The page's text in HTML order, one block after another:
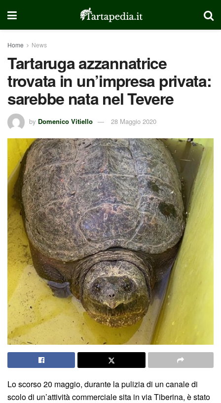
Home News
Tartaruga azzannatrice
trovata in un’impresa privata:
sarebbe nata nel Tevere
by Domenico Vitiello 28 Maggio 2020
Lo scorso 20 maggio, durante la pulizia di un canale di
scolo di un’attività commerciale sita in via Tiberina, è stato